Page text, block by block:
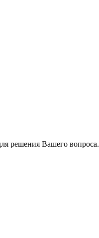
решения Вашего вопроса.